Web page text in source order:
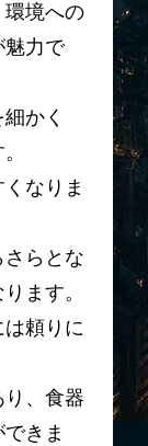
環境への
魅力で
かく
なりま
らとな
ます。
頼りに
り、食器
きま